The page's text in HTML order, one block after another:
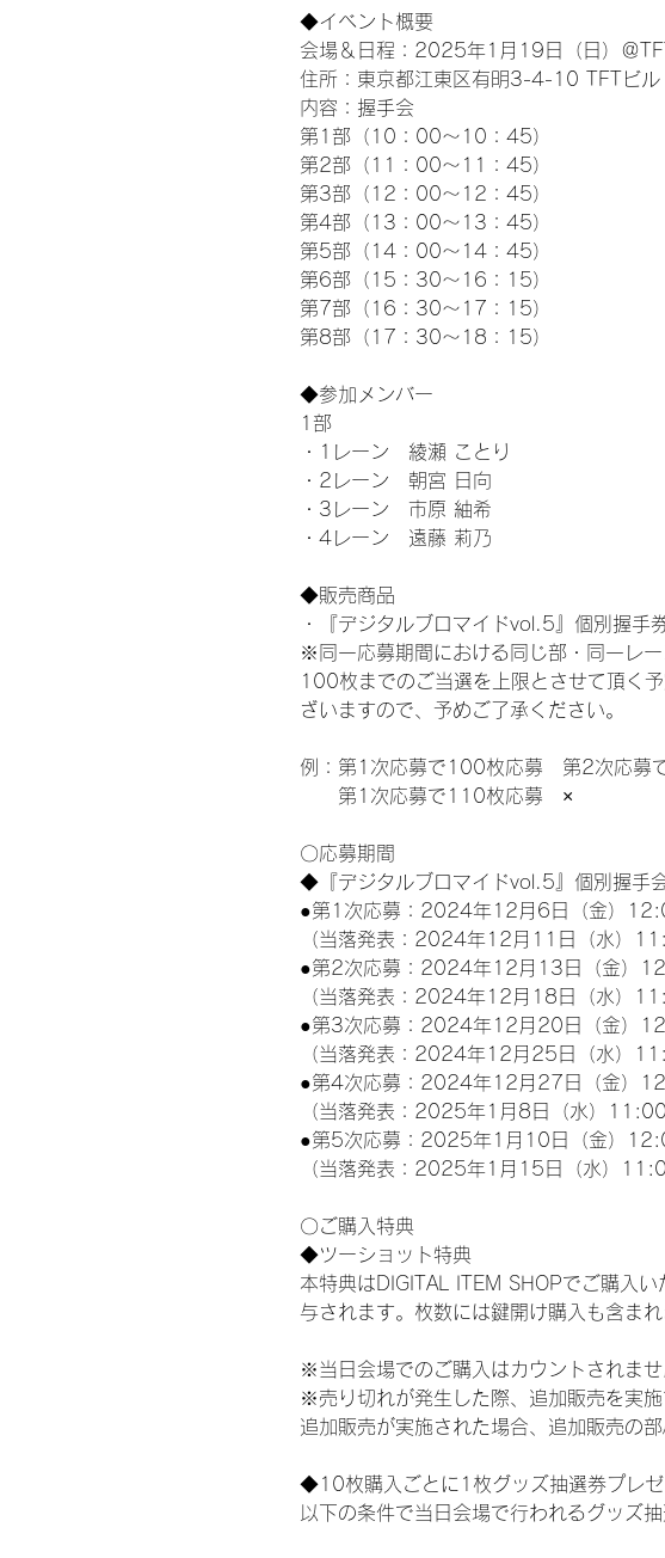
◆イベント概要
会場＆日程：2025年1月19日（日）＠
住所：東京都江東区有明3-4-10 TFTビル
内容：握手会
第1部（10：00～10：45）
第2部（11：00～11：45）
第3部（12：00～12：45）
第4部（13：00～13：45）
第5部（14：00～14：45）
第6部（15：30～16：15）
第7部（16：30～17：15）
第8部（17：30～18：15）
◆参加メンバー
1部
・1レーン　綾瀬 ことり
・2レーン　朝宮 日向
・3レーン　市原 紬希
・4レーン　遠藤 莉乃
◆販売商品
・『デジタルブロマイドvol.5』個別握
※同一応募期間における同じ部・同一レ
100枚までのご当選を上限とさせて頂く
ざいますので、予めご了承ください。
例：第1次応募で100枚応募　第2次応
第1次応募で110枚応募　×
〇応募期間
◆『デジタルブロマイドvol.5』個別握手
●第1次応募：2024年12月6日（金）
（当落発表：2024年12月11日（水）
●第2次応募：2024年12月13日（金）
（当落発表：2024年12月18日（水）
●第3次応募：2024年12月20日（金）
（当落発表：2024年12月25日（水）
●第4次応募：2024年12月27日（金）
（当落発表：2025年1月8日（水）11:00
●第5次応募：2025年1月10日（金）
（当落発表：2025年1月15日（水）
〇ご購入特典
◆ツーショット特典
本特典はDIGITAL ITEM SHOPでご購入
与されます。枚数には鍵開け購入も含まれ
※当日会場でのご購入はカウントされませ
※売り切れが発生した際、追加販売を実施
追加販売が実施された場合、追加販売の
◆10枚購入ごとに1枚グッズ抽選券プレ
以下の条件で当日会場で行われるグッズ